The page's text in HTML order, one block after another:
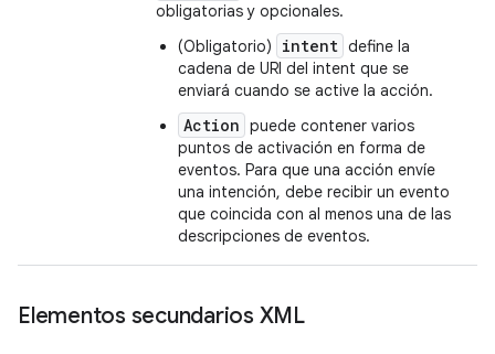
obligatorias y opcionales.
(Obligatorio)
intent define la
cadena de URI del intent que se
enviará cuando se active la acción.
Action puede contener varios
puntos de activación en forma de
eventos. Para que una acción envíe
una intención, debe recibir un evento
que coincida con al menos una de las
descripciones de eventos.
Elementos secundarios XML